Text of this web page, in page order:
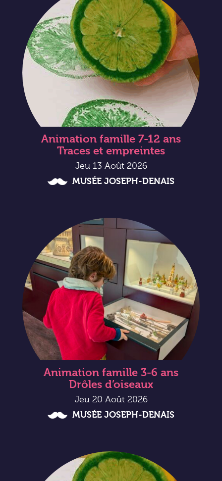
Animation famille 7-12 ans
Traces et empreintes
Jeu 13 Août 2026
MUSÉE JOSEPH-DENAIS
Animation famille 3-6 ans
Drôles d’oiseaux
Jeu 20 Août 2026
MUSÉE JOSEPH-DENAIS